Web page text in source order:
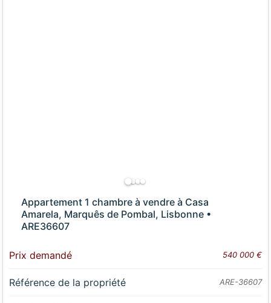
Appartement 1 chambre à vendre à Casa
Amarela, Marquês de Pombal, Lisbonne •
ARE36607
Prix demandé 540 000 €
Référence de la propriété ARE-36607